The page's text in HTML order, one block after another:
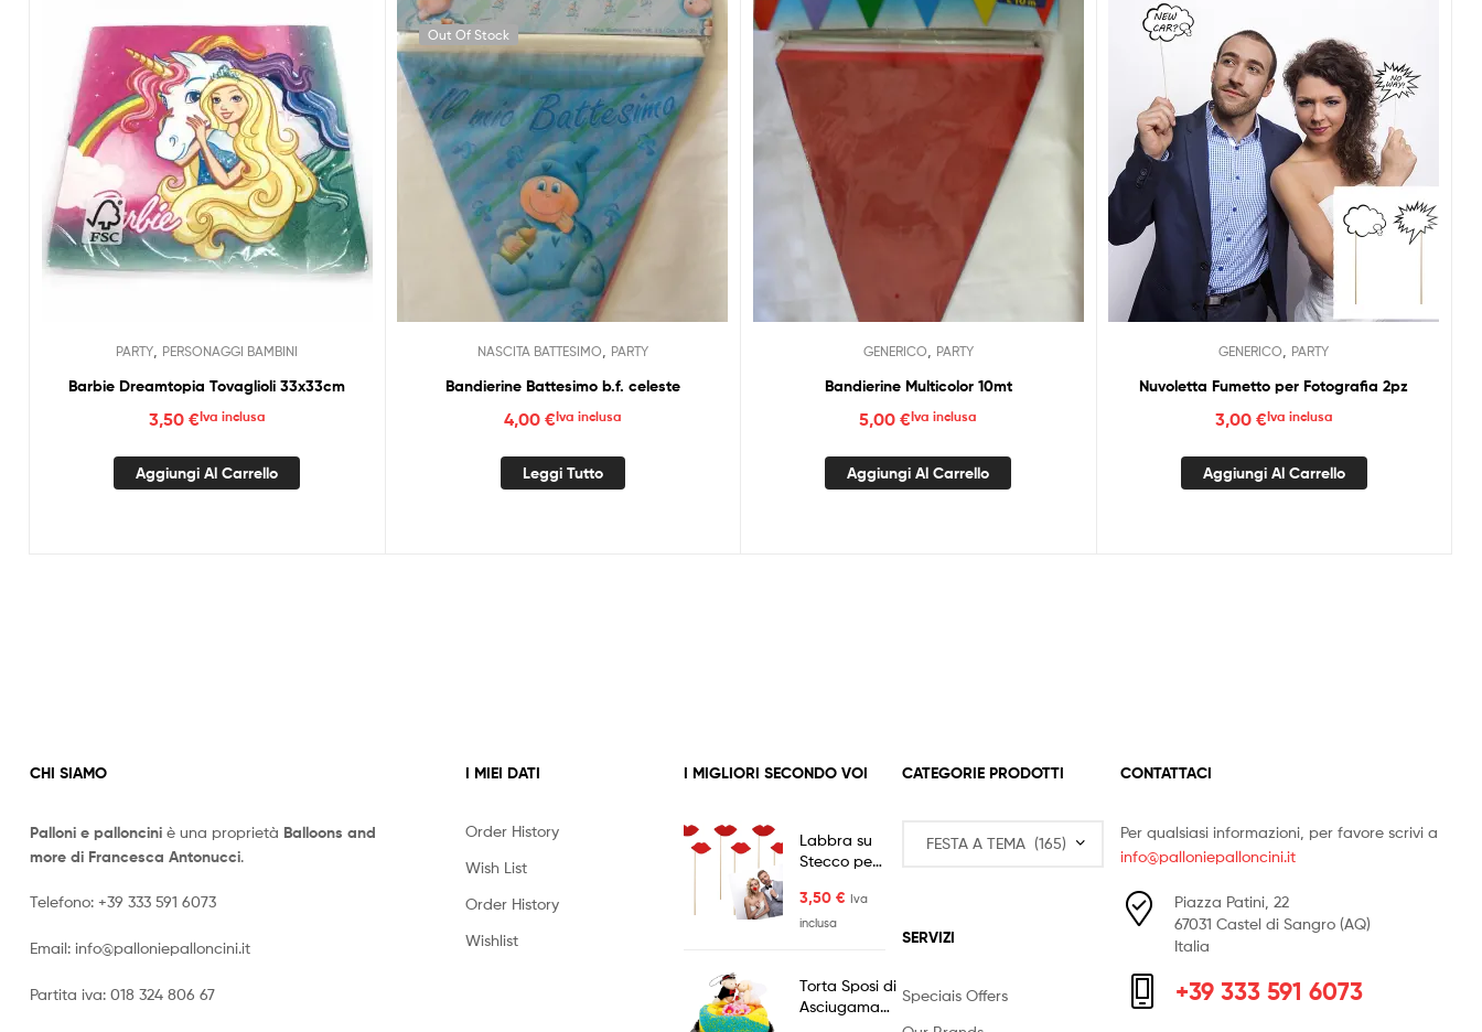
PARTY PERSONAGGI BAMBINI
Barbie Dreamtopia Tovaglioli 33x33cm
3,50 €Iva inclusa
Aggiungi Al Carrello
Out Of Stock
NASCITA BATTESIMO PARTY
Bandierine Battesimo b.f. celeste
4,00 €Iva inclusa
Leggi Tutto
GENERICO PARTY
Bandierine Multicolor 10mt
5,00€Iva inclusa
Aggiungi Al Carrello
GENERICO PARTY
Nuvoletta Fumetto per Fotografia 2pz
3,00 €Iva inclusa
Aggiungi Al Carrello
CHI SIAMO
Palloni e palloncini è una proprietà Balloons and
more di Francesca Antonucci.
Telefono: +39 333 591 6073
Email: info@palloniepalloncini.it
Partita iva: 018 324 806 67
I MIEI DATI
Order History
Wish List
Order History
Wishlist
I MIGLIORI SECONDO VOI
Labbra su
Stecco per
6pz
3,50€ Iva
inclusa
Torta Sposi di
Asciugamano
CATEGORIE PRODOTTI
SERVIZI
Speciais Offers
CONTATTACI
Per qualsiasi informazioni, per favore scrivi a
info@palloniepalloncini.it
Piazza Patini, 22
67031 Castel di Sangro (AQ)
Italia
+39 333 591 6073